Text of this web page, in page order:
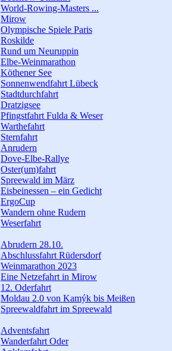
World-Rowing-Masters ...
Mirow
Olympische Spiele Paris
Roskilde
Rund um Neuruppin
Elbe-Weinmarathon
Köthener See
Sonnenwendfahrt Lübeck
Stadtdurchfahrt
Dratzigsee
Pfingstfahrt Fulda & Weser
Warthefahrt
Sternfahrt
Anrudern
Dove-Elbe-Rallye
Oster(um)fahrt
Spreewald im März
Eisbeinessen – ein Gedicht
ErgoCup
Wandern ohne Rudern
Weserfahrt
Abrudern 28.10.
Abschlussfahrt Rüdersdorf
Weinmarathon 2023
Eine Netzefahrt in Mirow
12. Oderfahrt
Moldau 2.0 von Kamýk bis Meißen
Spreewaldfahrt im Spreewald
Adventsfahrt
Wanderfahrt Oder